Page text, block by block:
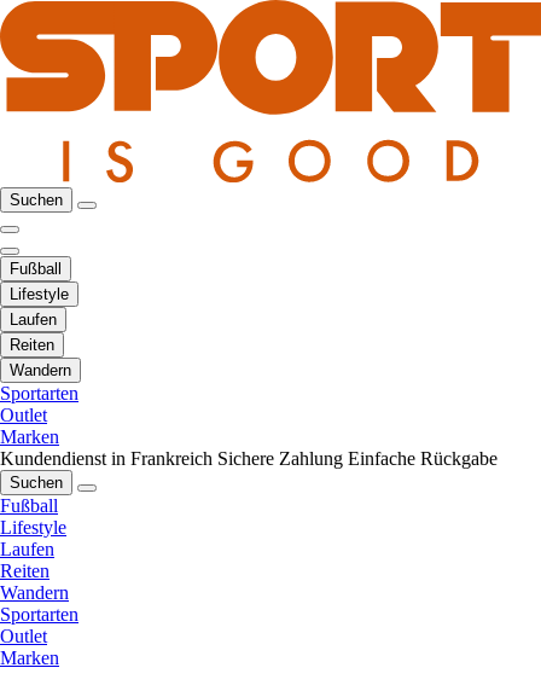
Suchen
Fußball
Lifestyle
Laufen
Reiten
Wandern
Sportarten
Outlet
Marken
Kundendienst in Frankreich Sichere Zahlung Einfache Rückgabe
Suchen
Fußball
Lifestyle
Laufen
Reiten
Wandern
Sportarten
Outlet
Marken